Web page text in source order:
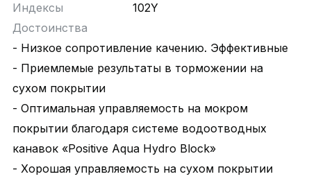
Индексы
102Y
Достоинства
- Низкое сопротивление качению. Эффективные
- Приемлемые результаты в торможении на
сухом покрытии
- Оптимальная управляемость на мокром
покрытии благодаря системе водоотводных
канавок «Positive Aqua Hydro Block»
- Хорошая управляемость на сухом покрытии